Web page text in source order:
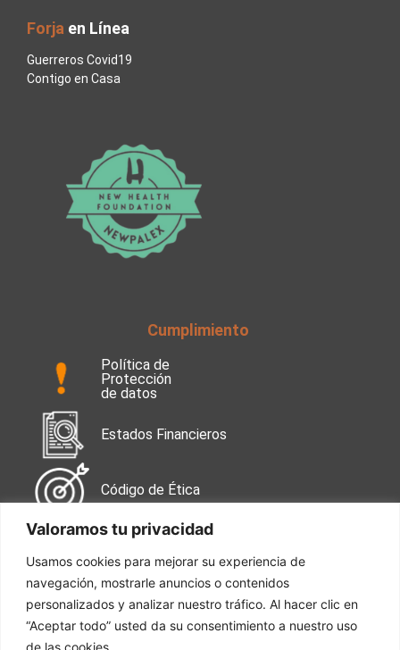
Valoramos tu privacidad
Usamos cookies para mejorar su experiencia de
navegación, mostrarle anuncios o contenidos
personalizados y analizar nuestro tráfico. Al hacer clic en
“Aceptar todo” usted da su consentimiento a nuestro uso
de las cookies.
Forja en Línea
Guerreros Covid19
Contigo en Casa
Cumplimiento
Política de
Protección
de datos
Estados Financieros
Código de Ética
Calle 99 No. 49-38
Oficina 502